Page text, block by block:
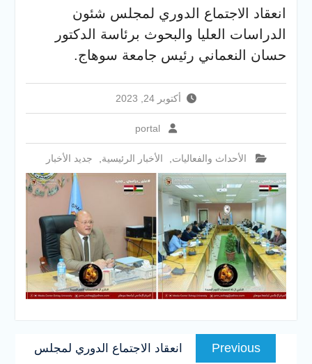
والخدمية بجامعة سوهاج
الجديدة
جامعة سوهاج تفتح أبوابها
لطلاب الثانوية العامة فى أولى
أيام المرحلة الأولى للتنسيق
الإلكتروني للقبول بالجامعات
انعقاد الاجتماع الدوري لمجلس شئون
الدراسات العليا والبحوث برئاسة الدكتور
حسان النعماني رئيس جامعة سوهاج.
أكتوبر 24, 2023
portal
الأحداث والفعاليات الأخبار الرئيسية جديد الأخبار
تصفّح
المقالاتPrevious
Previous
انعقاد الاجتماع الدوري لمجلس